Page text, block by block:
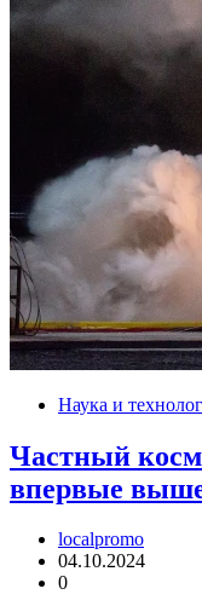
Наука и
Частный
впервые
localpromo
04.10.2024
0